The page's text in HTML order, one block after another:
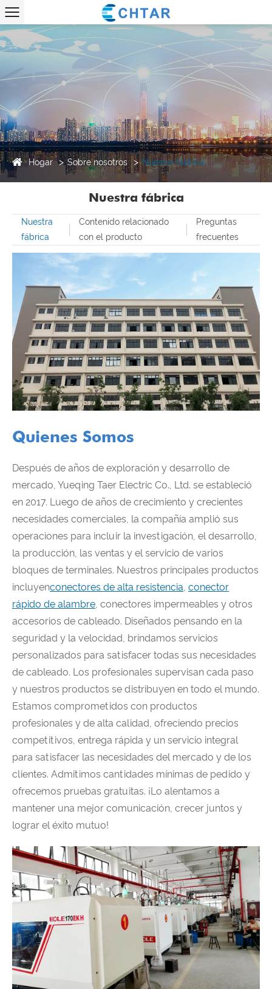
Hogar Sobre nosotros Nuestra fábrica
Nuestra fábrica
Nuestra
fábrica
Contenido relacionado
con el producto
Preguntas
frecuentes
Quienes Somos
Después de años de exploración y desarrollo de
mercado, Yueqing Taer Electric Co., Ltd. se estableció
en 2017. Luego de años de crecimiento y crecientes
necesidades comerciales, la compañía amplió sus
operaciones para incluir la investigación, el desarrollo,
la producción, las ventas y el servicio de varios
bloques de terminales. Nuestros principales productos
incluyenconectores de alta resistencia, conector
rápido de alambre, conectores impermeables y otros
accesorios de cableado. Diseñados pensando en la
seguridad y la velocidad, brindamos servicios
personalizados para satisfacer todas sus necesidades
de cableado. Los profesionales supervisan cada paso
y nuestros productos se distribuyen en todo el mundo.
Estamos comprometidos con productos
profesionales y de alta calidad, ofreciendo precios
competitivos, entrega rápida y un servicio integral
para satisfacer las necesidades del mercado y de los
clientes. Admitimos cantidades mínimas de pedido y
ofrecemos pruebas gratuitas. ¡Lo alentamos a
mantener una mejor comunicación, crecer juntos y
lograr el éxito mutuo!